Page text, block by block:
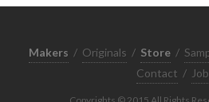
Makers / Originals / Store /
Contact /